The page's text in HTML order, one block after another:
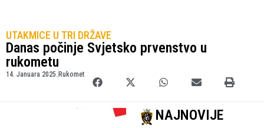
UTAKMICE U TRI DRŽAVE
Danas počinje Svjetsko prvenstvo u
rukometu
14. Januara 2025. Rukomet
NAJNOVIJE